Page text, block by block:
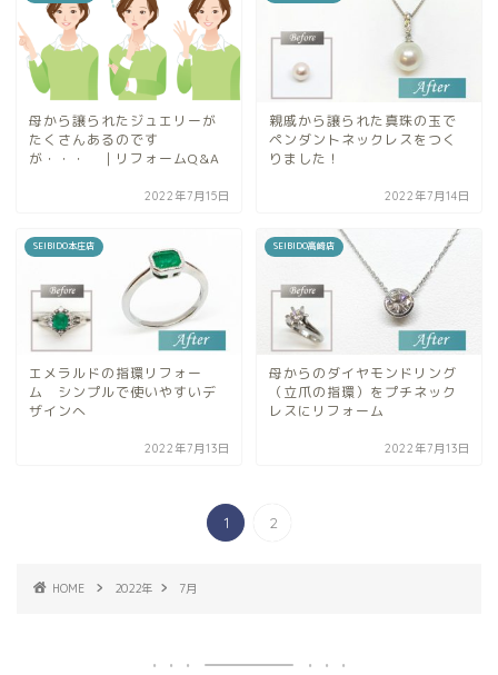
母から譲られたジュエリーが
たくさんあるのです
が・・・ ｜リフォームQ&A
2022年7月15日
親戚から譲られた真珠の玉で
ペンダントネックレスをつく
りました！
2022年7月14日
SEIBIDO本庄店
エメラルドの指環リフォー
ム シンプルで使いやすいデ
ザインへ
2022年7月13日
SEIBIDO高崎店
母からのダイヤモンドリング
（立爪の指環）をプチネック
レスにリフォーム
2022年7月13日
1 2
HOME 2022年 7月